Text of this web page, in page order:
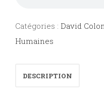
Catégories : David
Humaines
DESCRIPTION